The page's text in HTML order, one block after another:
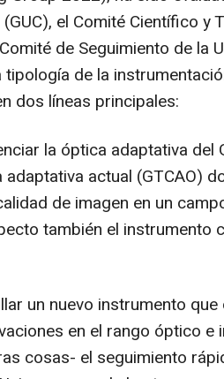
el Comité Científico y
de Seguimiento de la
de la
dos líneas principales:
la óptica adaptativa del
actual (GTCAO)
de imagen en un
también el instrumento
un nuevo instrumento
en el rango óptico
cosas- el seguimiento